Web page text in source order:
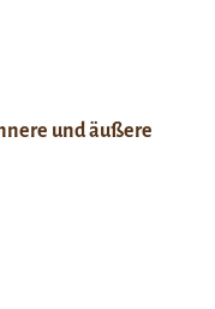
und äußere